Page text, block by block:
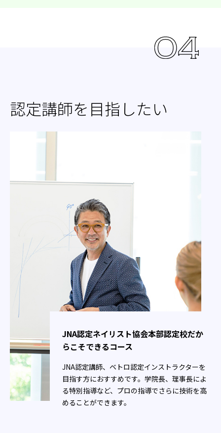
認定講師を目指したい
JNA認定ネイリスト協会本部認定校だか
らこそできるコース
JNA認定講師、ベトロ認定インストラクターを
目指す方におすすめです。学院長、理事長によ
る特別指導など、プロの指導でさらに技術を高
めることができます。